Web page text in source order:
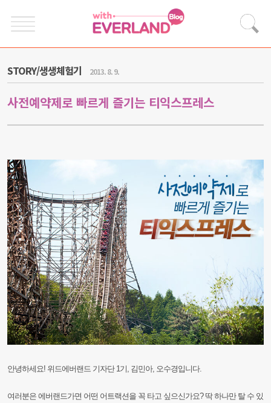
STORY/생생체험기 2013. 8. 9.
사전예약제로 빠르게 즐기는 티익스프레스
안녕하세요! 위드에버랜드 기자단 1기, 김민아, 오수경입니다.
여러분은 에버랜드가면 어떤 어트랙션을 꼭 타고 싶으신가요? 딱 하나만 탈 수 있